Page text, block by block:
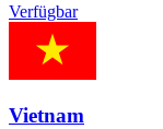
Verfügbar
Vietnam